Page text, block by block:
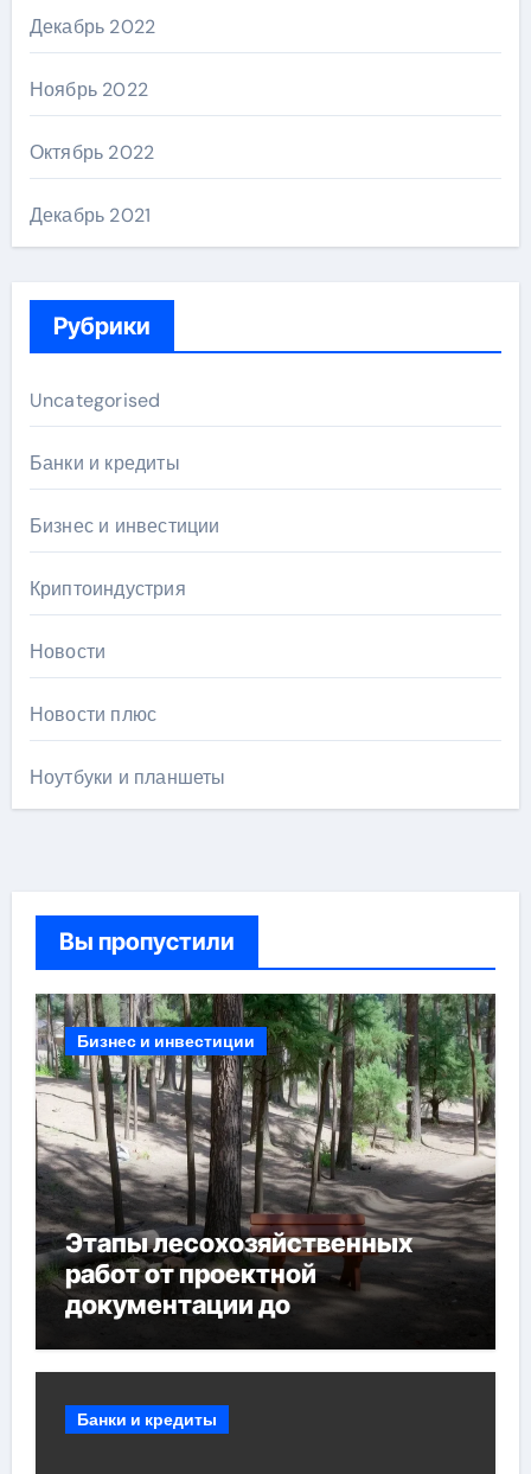
Декабрь 2022
Ноябрь 2022
Октябрь 2022
Декабрь 2021
Рубрики
Uncategorised
Банки и кредиты
Бизнес и инвестиции
Криптоиндустрия
Новости
Новости плюс
Ноутбуки и планшеты
Вы пропустили
Бизнес и инвестиции
Этапы лесохозяйственных
работ от проектной
документации до
мероприятий и обустройства
Банки и кредиты